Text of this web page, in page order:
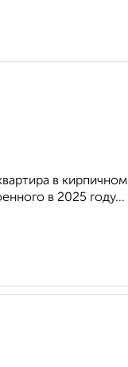
в
в 2025 году...